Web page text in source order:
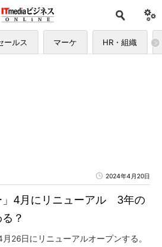
ールス マーケ HR・組織
2024年4月20日
」4月にリニューアル 3年の
？
26日にリニューアルオープンする。